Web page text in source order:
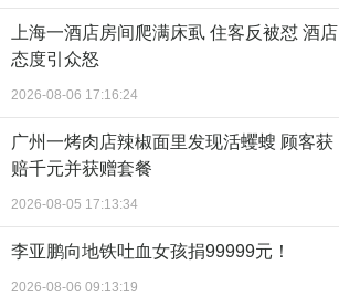
上海一酒店房间爬满床虱 住客反被怼 酒店
态度引众怒
2026-08-06 17:16:24
广州一烤肉店辣椒面里发现活蠼螋 顾客获
赔千元并获赠套餐
2026-08-05 17:13:34
李亚鹏向地铁吐血女孩捐99999元！
2026-08-06 09:13:19